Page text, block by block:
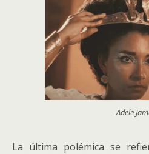
Adele
La última polémica se